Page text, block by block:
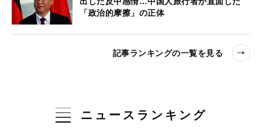
「政治的摩擦」の正体
記事ランキングの一覧を見る
ニュースランキング